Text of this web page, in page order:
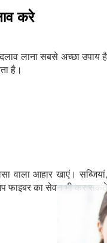
करे
लाना सबसे अच्छा
है।
वाला आहार खाएं।
फाइबर का सेवन भी कर